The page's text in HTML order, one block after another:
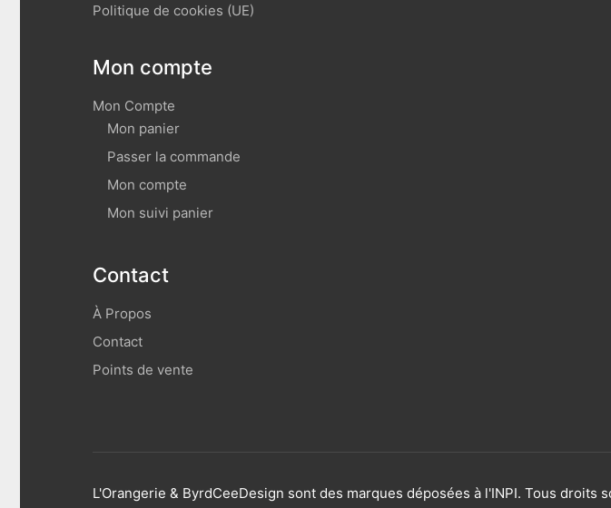
Politique de cookies (UE)
Mon compte
Mon Compte
Mon panier
Passer la commande
Mon compte
Mon suivi panier
Contact
À Propos
Contact
Points de vente
L'Orangerie & ByrdCeeDesign sont des marques déposées à l'INPI. Tous droits